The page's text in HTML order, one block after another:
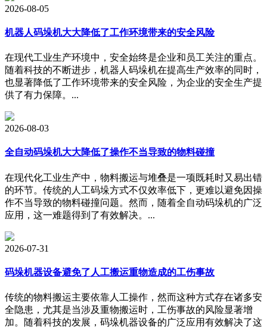
2026-08-05
机器人码垛机大大降低了工作环境带来的安全风险
在现代工业生产环境中，安全始终是企业和员工关注的重点。
随着科技的不断进步，机器人码垛机在提高生产效率的同时，
也显著降低了工作环境带来的安全风险，为企业的安全生产提
供了有力保障。...
2026-08-03
全自动码垛机大大降低了操作不当导致的物料碰撞
在现代化工业生产中，物料搬运与堆叠是一项既耗时又易出错
的环节。传统的人工码垛方式不仅效率低下，更难以避免因操
作不当导致的物料碰撞问题。然而，随着全自动码垛机的广泛
应用，这一难题得到了有效解决。...
2026-07-31
码垛机器设备避免了人工搬运重物造成的工伤事故
传统的物料搬运主要依靠人工操作，然而这种方式存在诸多安
全隐患，尤其是当涉及重物搬运时，工伤事故的风险显著增
加。随着科技的发展，码垛机器设备的广泛应用有效解决了这